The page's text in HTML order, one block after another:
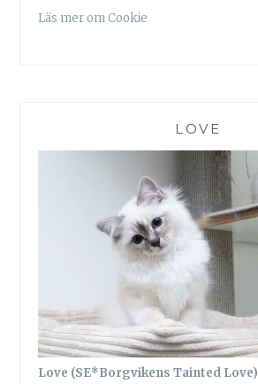
Läs mer om Cookie
LOVE
Love (SE*Borgvikens Tainted Love)